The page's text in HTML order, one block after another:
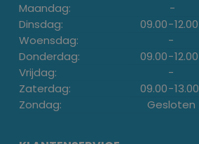
Maandag: -
Dinsdag:
09.00-12.00
Woensdag:
-
Donderdag:
09.00-12.00
Vrijdag:
-
Zaterdag:
09.00-13.00
Zondag:
Gesloten